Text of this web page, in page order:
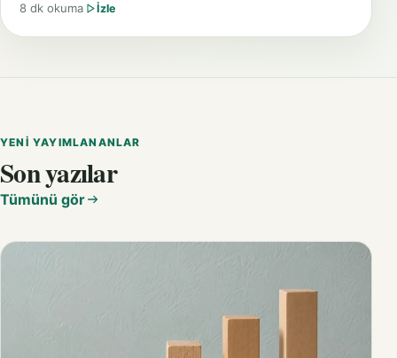
8 dk okuma İzle
YENI YAYIMLANANLAR
Son yazılar
Tümünü gör